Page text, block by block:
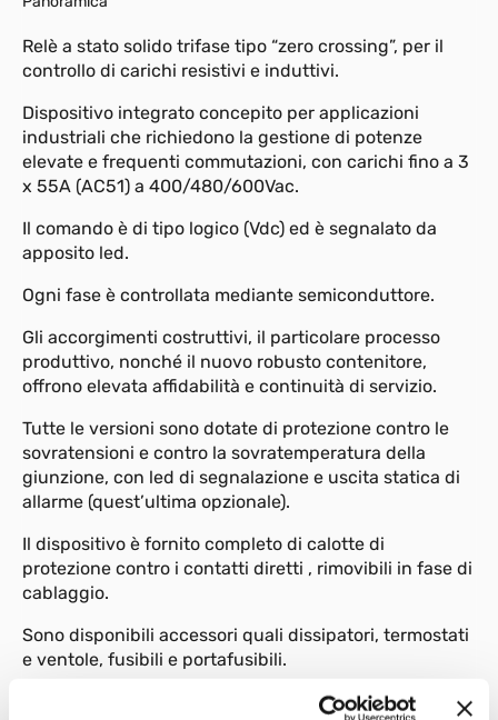
Relè a stato solido trifase tipo “zero crossing”, per il
controllo di carichi resistivi e induttivi.
Dispositivo integrato concepito per applicazioni
industriali che richiedono la gestione di potenze
elevate e frequenti commutazioni, con carichi fino a 3
x 55A (AC51) a 400/480/600Vac.
Il comando è di tipo logico (Vdc) ed è segnalato da
apposito led.
Ogni fase è controllata mediante semiconduttore.
Gli accorgimenti costruttivi, il particolare processo
produttivo, nonché il nuovo robusto contenitore,
offrono elevata affidabilità e continuità di servizio.
Tutte le versioni sono dotate di protezione contro le
sovratensioni e contro la sovratemperatura della
giunzione, con led di segnalazione e uscita statica di
allarme (quest’ultima opzionale).
Il dispositivo è fornito completo di calotte di
protezione contro i contatti diretti , rimovibili in fase di
cablaggio.
Sono disponibili accessori quali dissipatori, termostati
e ventole, fusibili e portafusibili.